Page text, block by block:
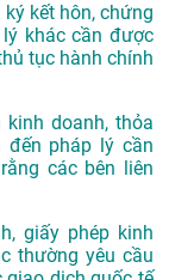
kết hôn, chứng
khác cần được
tục hành chính
kinh doanh, thỏa
đến pháp lý cần
các bên liên
giấy phép kinh
thường yêu cầu